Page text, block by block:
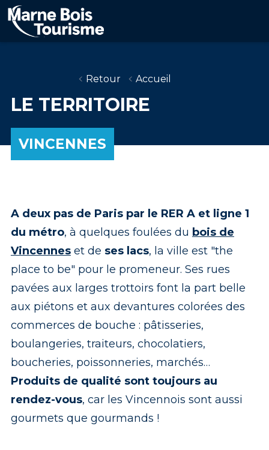
Aller
au
contenu
principal
Retour Accueil
LE TERRITOIRE
VINCENNES
A deux pas de Paris par le RER A et ligne 1
du métro, à quelques foulées du bois de
Vincenneset de ses lacs, la ville est "the
place to be" pour le promeneur. Ses rues
pavées aux larges trottoirs font la part belle
aux piétons et aux devantures colorées des
commerces de bouche : pâtisseries,
boulangeries, traiteurs, chocolatiers,
boucheries, poissonneries, marchés…
Produits de qualité sont toujours au
rendez-vous, car les Vincennois sont aussi
gourmets que gourmands !